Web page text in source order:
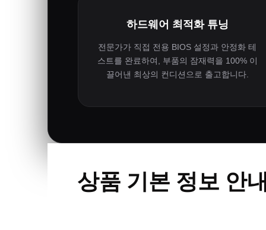
하드웨어 최적화 튜닝
전문가가 직접 전용 BIOS 설정과 안정화 테
스트를 완료하여, 부품의 잠재력을 100% 이
끌어낸 최상의 컨디션으로 출고합니다.
상품 기본 정보 안